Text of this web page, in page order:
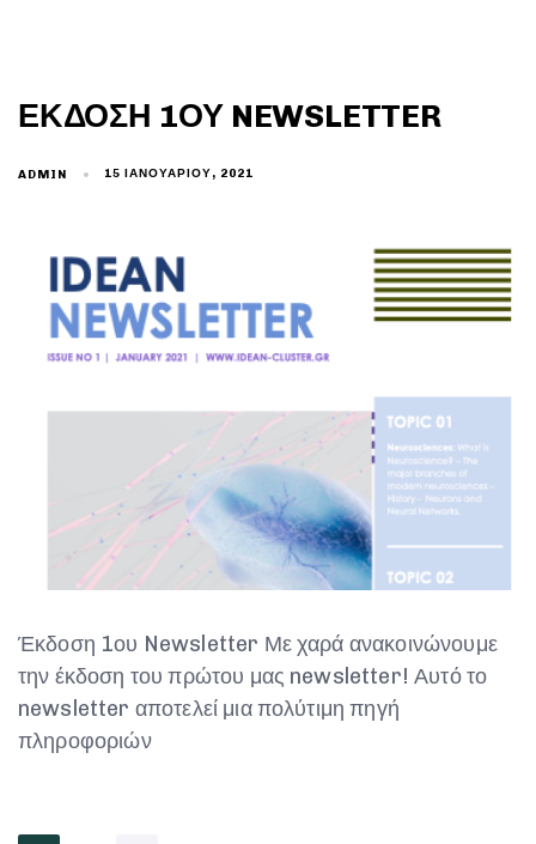
ΈΚΔΟΣΗ 1ΟΥ NEWSLETTER
ADMIN 15 ΙΑΝΟΥΑΡΊΟΥ, 2021
Έκδοση 1ου Newsletter Με χαρά ανακοινώνουμε
την έκδοση του πρώτου μας newsletter! Αυτό το
newsletter αποτελεί μια πολύτιμη πηγή
πληροφοριών